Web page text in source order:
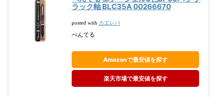
ラック軸 BLC35A 00266670
posted with カエレバ
ぺんてる
Amazonで最安値を探す
楽天市場で最安値を探す